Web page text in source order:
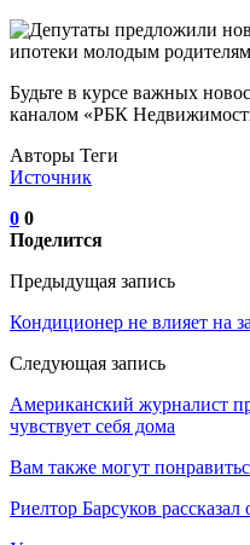
Будьте в курсе важных
каналом «РБК
Авторы Теги
Источник
0 0
Поделится
Предыдущая запись
Кондиционер не влияет на
Следующая запись
Американский журналист
чувствует себя дома
Вам также могут
Риелтор Барсуков